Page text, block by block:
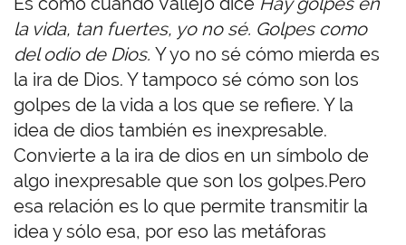
la vida, tan fuertes, yo no sé. Golpes como
del odio de Dios. Y yo no sé cómo mierda es
la ira de Dios. Y tampoco sé cómo son los
golpes de la vida a los que se refiere. Y la
idea de dios también es inexpresable.
Convierte a la ira de dios en un símbolo de
algo inexpresable que son los golpes.Pero
esa relación es lo que permite transmitir la
idea y sólo esa, por eso las metáforas